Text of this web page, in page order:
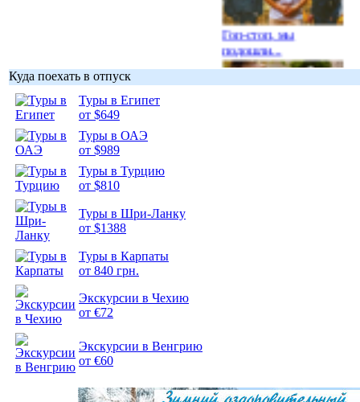
Гоп-стоп, мы
подошли...
Куда поехать в отпуск
Туры в Египет
от $649
Туры в ОАЭ
от $989
Туры в Турцию
от $810
Туры в Шри-Ланку
от $1388
Туры в Карпаты
от 840 грн.
Экскурсии в Чехию
от €72
Экскурсии в Венгрию
от €60